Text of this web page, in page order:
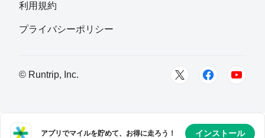
利用規約
プライバシーポリシー
© Runtrip, Inc.
アプリでマイルを貯めて、お得に走ろう！ インストール